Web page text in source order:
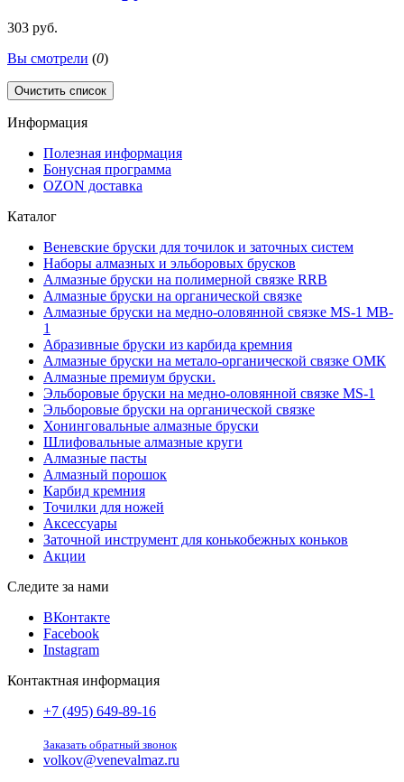
303 руб.
Вы смотрели (0)
Очистить список
Информация
Полезная информация
Бонусная программа
OZON доставка
Каталог
Веневские бруски для точилок и заточных систем
Наборы алмазных и эльборовых брусков
Алмазные бруски на полимерной связке RRB
Алмазные бруски на органической связке
Алмазные бруски на медно-оловянной связке MS-1 MB-
1
Абразивные бруски из карбида кремния
Алмазные бруски на метало-органической связке ОМК
Алмазные премиум бруски.
Эльборовые бруски на медно-оловянной связке MS-1
Эльборовые бруски на органической связке
Хонинговальные алмазные бруски
Шлифовальные алмазные круги
Алмазные пасты
Алмазный порошок
Карбид кремния
Точилки для ножей
Аксессуары
Заточной инструмент для конькобежных коньков
Акции
Следите за нами
ВКонтакте
Facebook
Instagram
Контактная информация
+7 (495) 649-89-16
Заказать обратный звонок
volkov@venevalmaz.ru